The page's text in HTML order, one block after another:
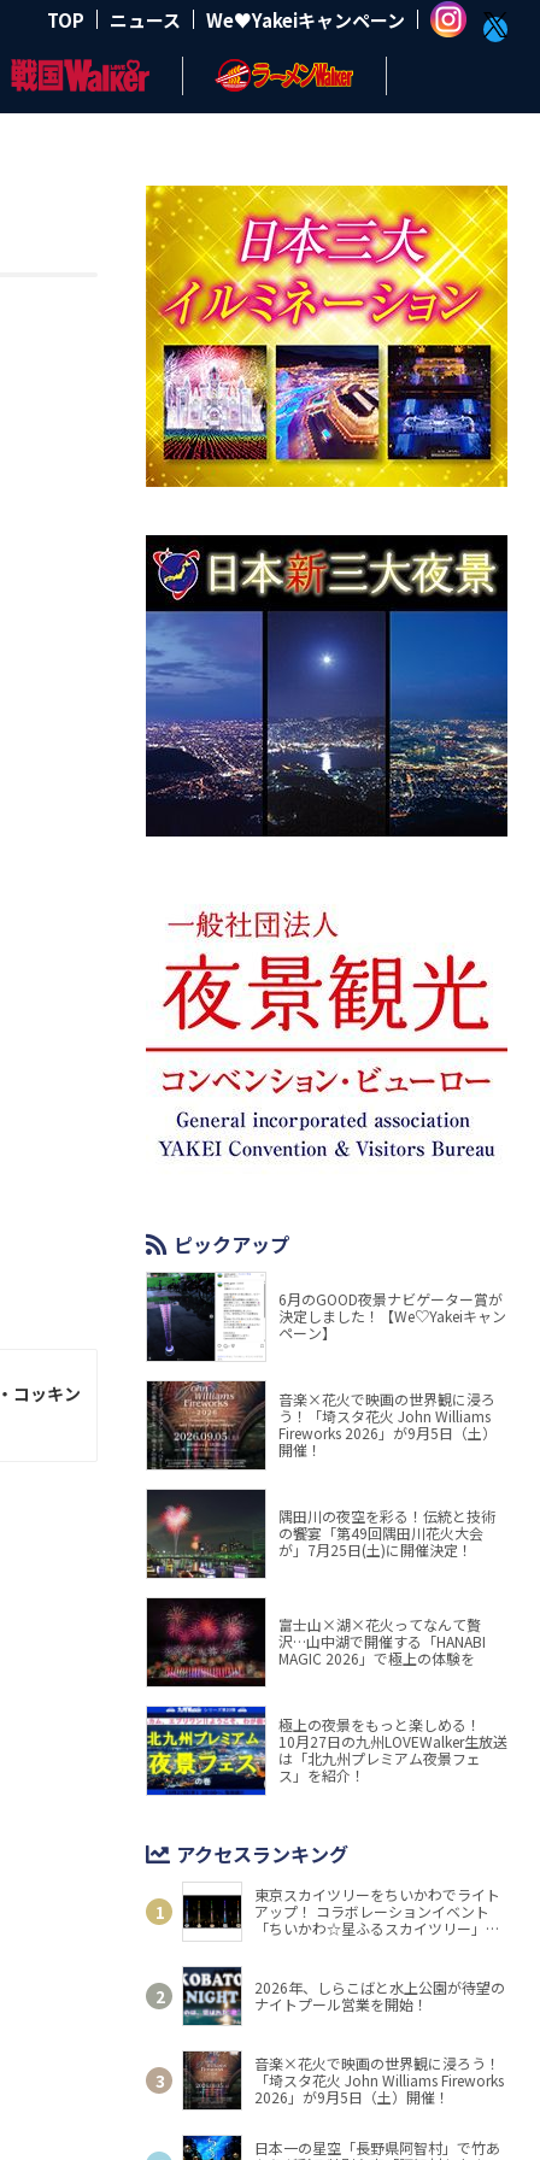
TOP ニュース We♥Yakeiキャンペーン
コッキン
ピックアップ
6月のGOOD夜景ナビゲーター賞が
決定しました！【We♡Yakeiキャン
ペーン】
音楽×花火で映画の世界観に浸ろ
う！「埼スタ花火 John Williams
Fireworks 2026」が9月5日（土）
開催！
隅田川の夜空を彩る！伝統と技術
の饗宴「第49回隅田川花火大会
が」7月25日(土)に開催決定！
富士山×湖×花火ってなんて贅
沢…山中湖で開催する「HANABI
MAGIC 2026」で極上の体験を
極上の夜景をもっと楽しめる！
10月27日の九州LOVEWalker生放送
は「北九州プレミアム夜景フェ
ス」を紹介！
アクセスランキング
東京スカイツリーをちいかわでライト
アップ！ コラボレーションイベント
「ちいかわ☆星ふるスカイツリー」開
2026年、しらこばと水上公園が待望の
ナイトプール営業を開始！
音楽×花火で映画の世界観に浸ろう！
「埼スタ花火 John Williams Fireworks
2026」が9月5日（土）開催！
日本一の星空「長野県阿智村」で竹あ